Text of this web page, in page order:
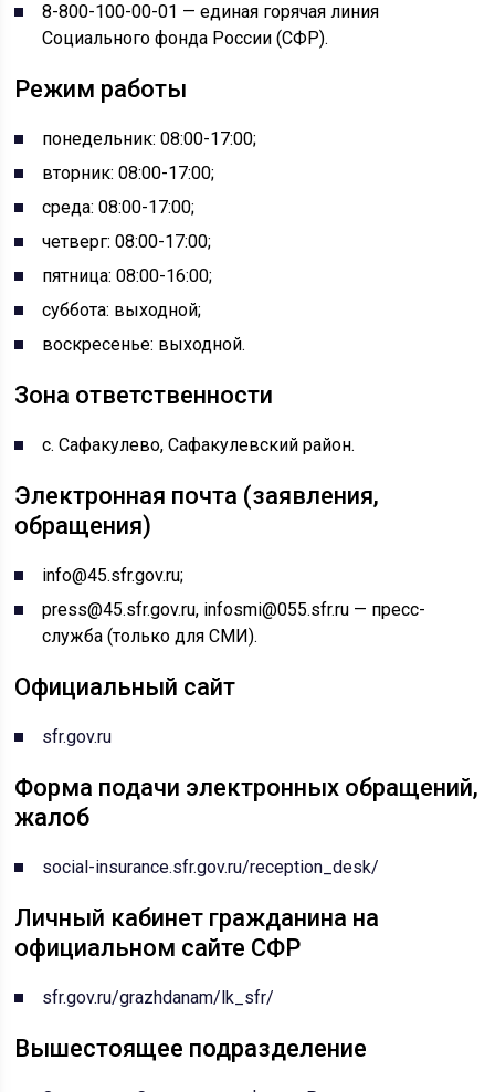
8-800-100-00-01 — единая горячая линия
Социального фонда России (СФР).
Режим работы
понедельник: 08:00-17:00;
вторник: 08:00-17:00;
среда: 08:00-17:00;
четверг: 08:00-17:00;
пятница: 08:00-16:00;
суббота: выходной;
воскресенье: выходной.
Зона ответственности
с. Сафакулево, Сафакулевский район.
Электронная почта (заявления,
обращения)
info@45.sfr.gov.ru;
press@45.sfr.gov.ru, infosmi@055.sfr.ru — пресс-
служба (только для СМИ).
Официальный сайт
sfr.gov.ru
Форма подачи электронных обращений,
жалоб
social-insurance.sfr.gov.ru/reception_desk/
Личный кабинет гражданина на
официальном сайте СФР
sfr.gov.ru/grazhdanam/lk_sfr/
Вышестоящее подразделение